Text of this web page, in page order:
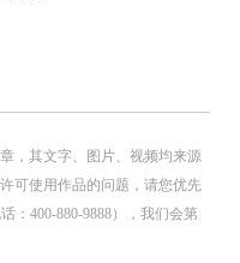
，其文字、图片、视频均来源
可使用作品的问题，请您优先
：400-880-9888），我们会第